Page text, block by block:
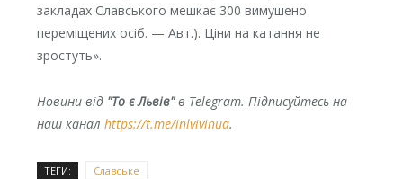
закладах Славського мешкає 300 вимушено
переміщених осіб. — Авт.). Ціни на катання не
зростуть».
Новини від "То є Львів"в Telegram. Підписуйтесь на
наш канал https://t.me/inlvivinua.
ТЕГИ: Славське